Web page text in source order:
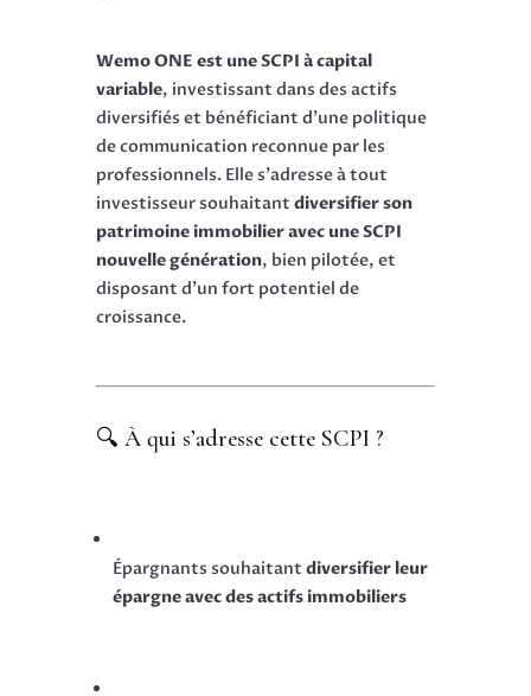
Wemo ONE est une SCPI à capital
variable, investissant dans des actifs
diversifiés et bénéficiant d’une politique
de communication reconnue par les
professionnels. Elle s’adresse à tout
investisseur souhaitant diversifier son
patrimoine immobilier avec une SCPI
nouvelle génération, bien pilotée, et
disposant d’un fort potentiel de
croissance.
🔍 À qui s’adresse cette SCPI ?
Épargnants souhaitant diversifier leur
épargne avec des actifs immobiliers